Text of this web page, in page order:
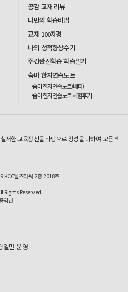
공감 교재 리뷰
나만의 학습비법
교재 100자평
나의 성적향상수기
주간완전학습 학습일기
숨마 한자연습노트
숨마 한자연습노트(베타)
숨마 한자연습노트 체험후기
저한 교육정신을 바탕으로 정성을 다하여 모든 책
KCC웰츠타워 2층 2018호
Rights Reserved.
약관
일만 운영